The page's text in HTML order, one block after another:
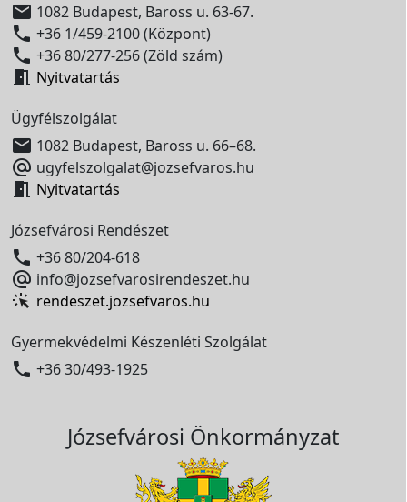
 1082 Budapest, Baross u. 63-67.
 +36 1/459-2100 (Központ)
 +36 80/277-256 (Zöld szám)
 Nyitvatartás
Ügyfélszolgálat
 1082 Budapest, Baross u. 66–68.
 ugyfelszolgalat@jozsefvaros.hu
 Nyitvatartás
Józsefvárosi Rendészet
 +36 80/204-618
 info@jozsefvarosirendeszet.hu
rendeszet.jozsefvaros.hu
Gyermekvédelmi Készenléti Szolgálat
 +36 30/493-1925
Józsefvárosi Önkormányzat